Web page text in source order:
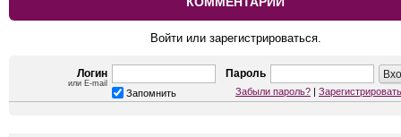
Войти или зарегистрироваться.
Логин
или E-mail
Пароль
Запомнить Забыли пароль? |